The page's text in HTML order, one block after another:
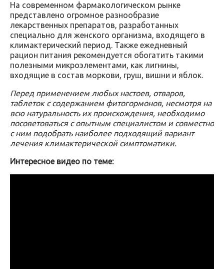
На современном фармакологическом рынке
представлено огромное разнообразие
лекарственных препаратов, разработанных
специально для женского организма, входящего в
климактерический период. Также ежедневный
рацион питания рекомендуется обогатить такими
полезными микроэлементами, как лигнины,
входящие в состав моркови, груш, вишни и яблок.
Перед применением любых настоев, отваров,
таблеток с содержанием фитогормонов, несмотря на
всю натуральность их происхождения, необходимо
посоветоваться с опытным специалистом и совместно
с ним подобрать наиболее подходящий вариант
лечения климактерической симптоматики.
Интересное видео по теме: